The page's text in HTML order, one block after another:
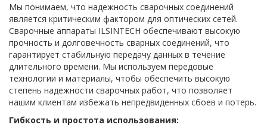
Мы понимаем, что надежность сварочных соединений
является критическим фактором для оптических сетей.
Сварочные аппараты ILSINTECH обеспечивают высокую
прочность и долговечность сварных соединений, что
гарантирует стабильную передачу данных в течение
длительного времени. Мы используем передовые
технологии и материалы, чтобы обеспечить высокую
степень надежности сварочных работ, что позволяет
нашим клиентам избежать непредвиденных сбоев и потерь.
Гибкость и простота использования: